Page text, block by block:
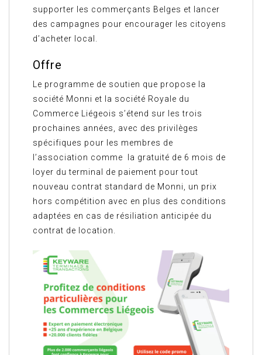
supporter les commerçants Belges et lancer
des campagnes pour encourager les citoyens
d’acheter local.
Offre
Le programme de soutien que propose la
société Monni et la société Royale du
Commerce Liégeois s’étend sur les trois
prochaines années, avec des privilèges
spécifiques pour les membres de
l’association comme la gratuité de 6 mois de
loyer du terminal de paiement pour tout
nouveau contrat standard de Monni, un prix
hors compétition avec en plus des conditions
adaptées en cas de résiliation anticipée du
contrat de location.